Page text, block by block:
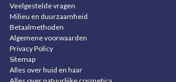
Veelgestelde vragen
Milieu en duurzaamheid
Betaalmethoden
Algemene voorwaarden
Privacy Policy
Sitemap
Alles over huid en haar